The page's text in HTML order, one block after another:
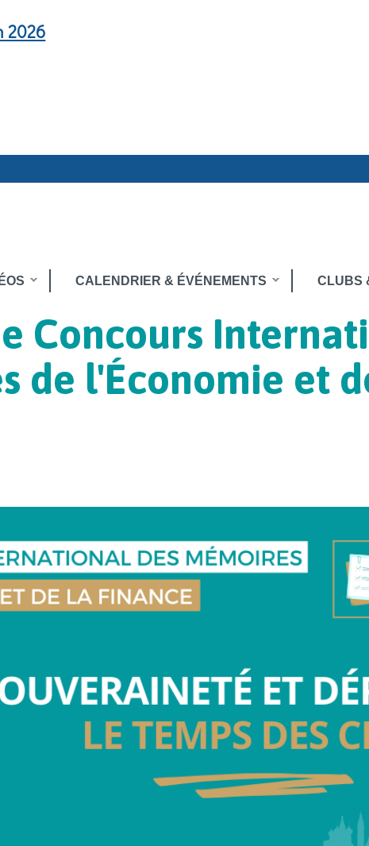
2026
CALENDRIER & ÉVÉNEMENTS CLUBS
Concours
de l'Économie et